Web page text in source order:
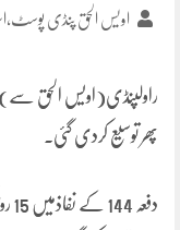
اویس الحق پنڈی
پھر توسیع کردی گئی۔